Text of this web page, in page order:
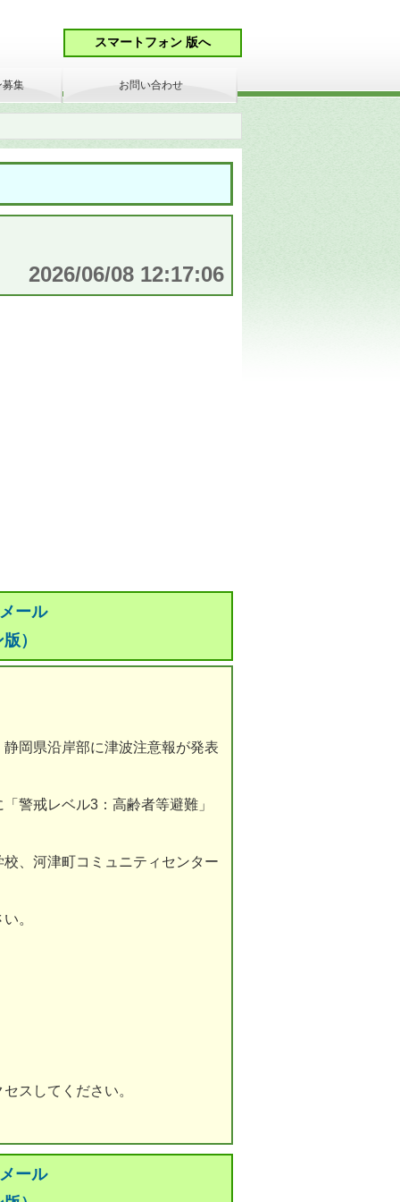
2026/06/08 12:17:06
ール
）
岡県沿岸部に津波注意報が発表
警戒レベル3：高齢者等避難」
、河津町コミュニティセンター
。
スしてください。
ール
募集 お問い合わせ